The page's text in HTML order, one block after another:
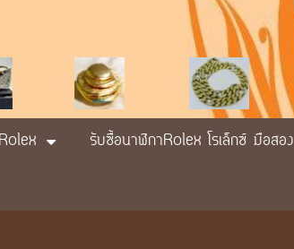
รับซื้อนาฬิกาRolex โรเล็กซ์ มือสอง